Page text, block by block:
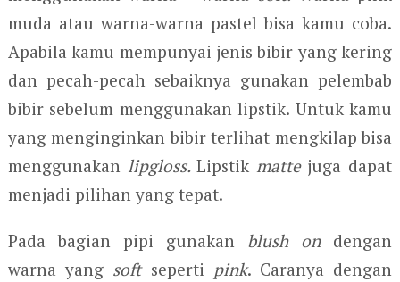
muda atau warna-warna pastel bisa kamu coba.
Apabila kamu mempunyai jenis bibir yang kering
dan pecah-pecah sebaiknya gunakan pelembab
bibir sebelum menggunakan lipstik. Untuk kamu
yang menginginkan bibir terlihat mengkilap bisa
menggunakan lipgloss.Lipstik matte juga dapat
menjadi pilihan yang tepat.
Pada bagian pipi gunakan blush ondengan
warna yang soft seperti pink. Caranya dengan